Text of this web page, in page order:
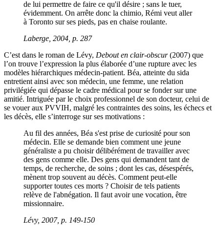
de lui permettre de faire ce qu'il désire ; sans le tuer,
évidemment. On arrête donc la chimio, Rémi veut aller
à Toronto sur ses pieds, pas en chaise roulante.
Laberge, 2004, p. 287
C’est dans le roman de Lévy, Debout en clair-obscur(2007) que
l’on trouve l’expression la plus élaborée d’une rupture avec les
modèles hiérarchiques médecin-patient. Béa, atteinte du sida
entretient ainsi avec son médecin, une femme, une relation
privilégiée qui dépasse le cadre médical pour se fonder sur une
amitié. Intriguée par le choix professionnel de son docteur, celui de
se vouer aux PVVIH, malgré les contraintes des soins, les échecs et
les décès, elle s’interroge sur ses motivations :
Au fil des années, Béa s'est prise de curiosité pour son
médecin. Elle se demande bien comment une jeune
généraliste a pu choisir délibérément de travailler avec
des gens comme elle. Des gens qui demandent tant de
temps, de recherche, de soins ; dont les cas, désespérés,
mènent trop souvent au décès. Comment peut-elle
supporter toutes ces morts ? Choisir de tels patients
relève de l'abnégation. Il faut avoir une vocation, être
missionnaire.
Lévy, 2007, p. 149-150